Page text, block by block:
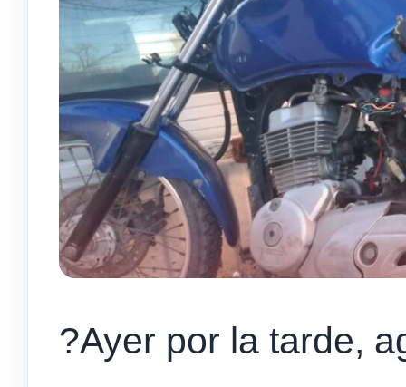
?Ayer por la tarde,